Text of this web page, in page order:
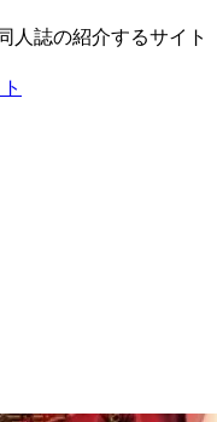
人誌の紹介するサイト